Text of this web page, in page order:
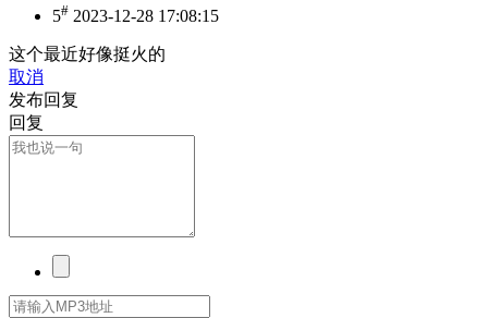
5# 2023-12-28 17:08:15
这个最近好像挺火的
取消
发布回复
回复